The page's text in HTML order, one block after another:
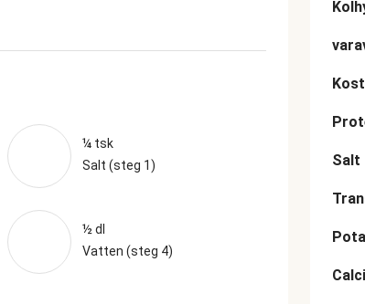
¼ tsk
Salt (steg 1)
½ dl
Vatten (steg 4)
Salt